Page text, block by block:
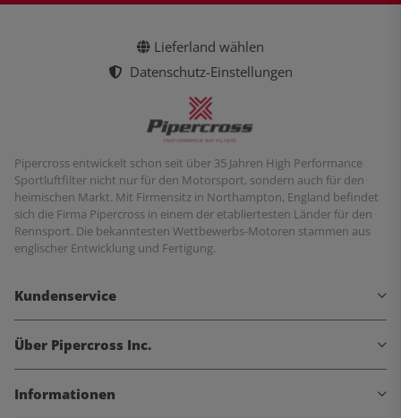
Lieferland wählen
Datenschutz-Einstellungen
Pipercross entwickelt schon seit über 35 Jahren High Performance
Sportluftfilter nicht nur für den Motorsport, sondern auch für den
heimischen Markt. Mit Firmensitz in Northampton, England befindet
sich die Firma Pipercross in einem der etabliertesten Länder für den
Rennsport. Die bekanntesten Wettbewerbs-Motoren stammen aus
englischer Entwicklung und Fertigung.
Kundenservice
Über Pipercross Inc.
Informationen